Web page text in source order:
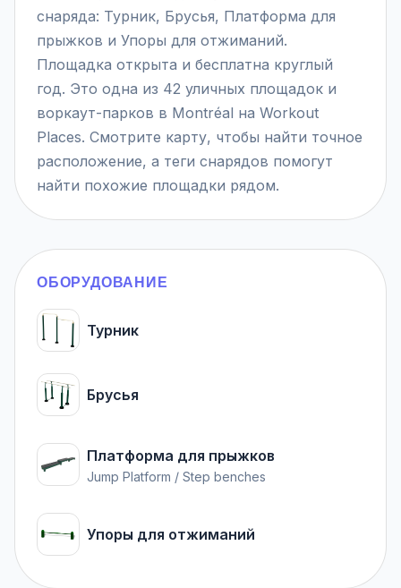
снаряда: Турник, Брусья, Платформа для
прыжков и Упоры для отжиманий.
Площадка открыта и бесплатна круглый
год. Это одна из 42 уличных площадок и
воркаут-парков в Montréal на Workout
Places. Смотрите карту, чтобы найти точное
расположение, а теги снарядов помогут
найти похожие площадки рядом.
ОБОРУДОВАНИЕ
Турник
Брусья
Платформа для прыжков
Jump Platform / Step benches
Упоры для отжиманий